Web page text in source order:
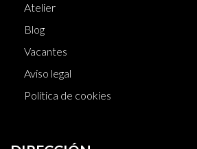
Atelier
Blog
Vacantes
Aviso legal
Política de cookies